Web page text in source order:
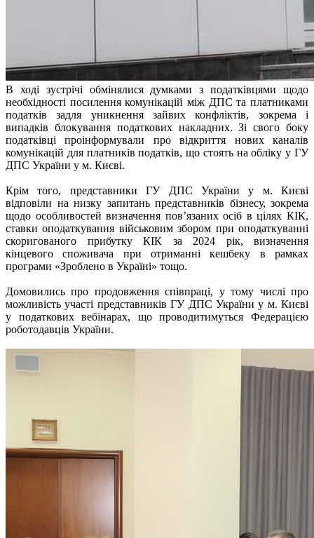
В ході зустрічі обмінялися думками з податківцями щодо
необхідності посилення комунікацій між ДПС та платниками
податків задля уникнення зайвих конфліктів, зокрема і
випадків блокування податкових накладних. Зі свого боку
податківці проінформували про відкриття нових каналів
комунікацій для платників податків, що стоять на обліку у ГУ
ДПС України у м. Києві.
Крім того, представники ГУ ДПС України у м. Києві
відповіли на низку запитань представників бізнесу, зокрема
щодо особливостей визначення пов’язаних осіб в цілях КІК,
ставки оподаткування військовим збором при оподаткуванні
скоригованого прибутку КІК за 2024 рік, визначення
кінцевого споживача при отриманні кешбеку в рамках
програми «Зроблено в Україні» тощо.
Домовились про продовження співпраці, у тому числі про
можливість участі представників ГУ ДПС України у м. Києві
у податкових вебінарах, що проводитимуться Федерацією
роботодавців України.